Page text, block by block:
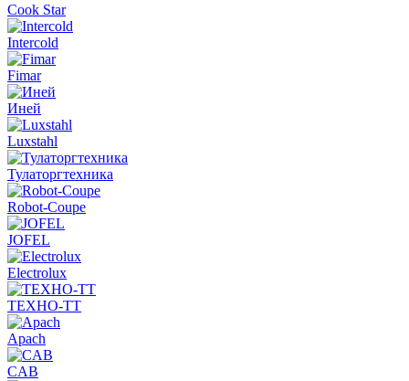
Cook Star
Intercold
Fimar
Иней
Luxstahl
Тулаторгтехника
Robot-Coupe
JOFEL
Electrolux
ТЕХНО-ТТ
Apach
CAB